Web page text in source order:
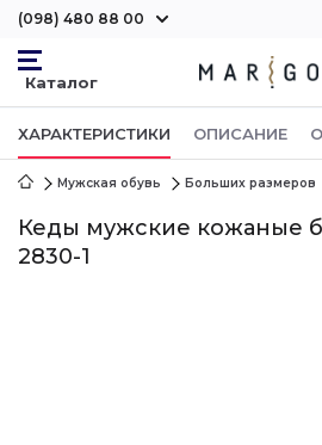
(098) 480 88 00
ХАРАКТЕРИСТИКИ ОПИСАНИЕ
Мужская обувь Больших размеров
Кеды мужские кожаные
2830-1